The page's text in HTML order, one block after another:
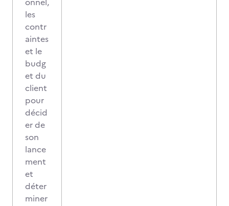
les
contr
aintes
et le
budg
et du
client
pour
décid
er de
son
lance
ment
et
déter
miner